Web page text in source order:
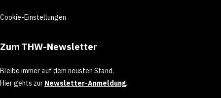
Cookie-Einstellungen
Zum THW-Newsletter
Bleibe immer auf dem neusten Stand.
Hier gehts zur Newsletter-Anmeldung.